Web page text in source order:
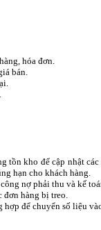
hóa đơn.
bán.
tồn kho để cập nhật
hạn cho khách hàng.
nợ phải thu và kế
hàng bị treo.
để chuyển số liệu